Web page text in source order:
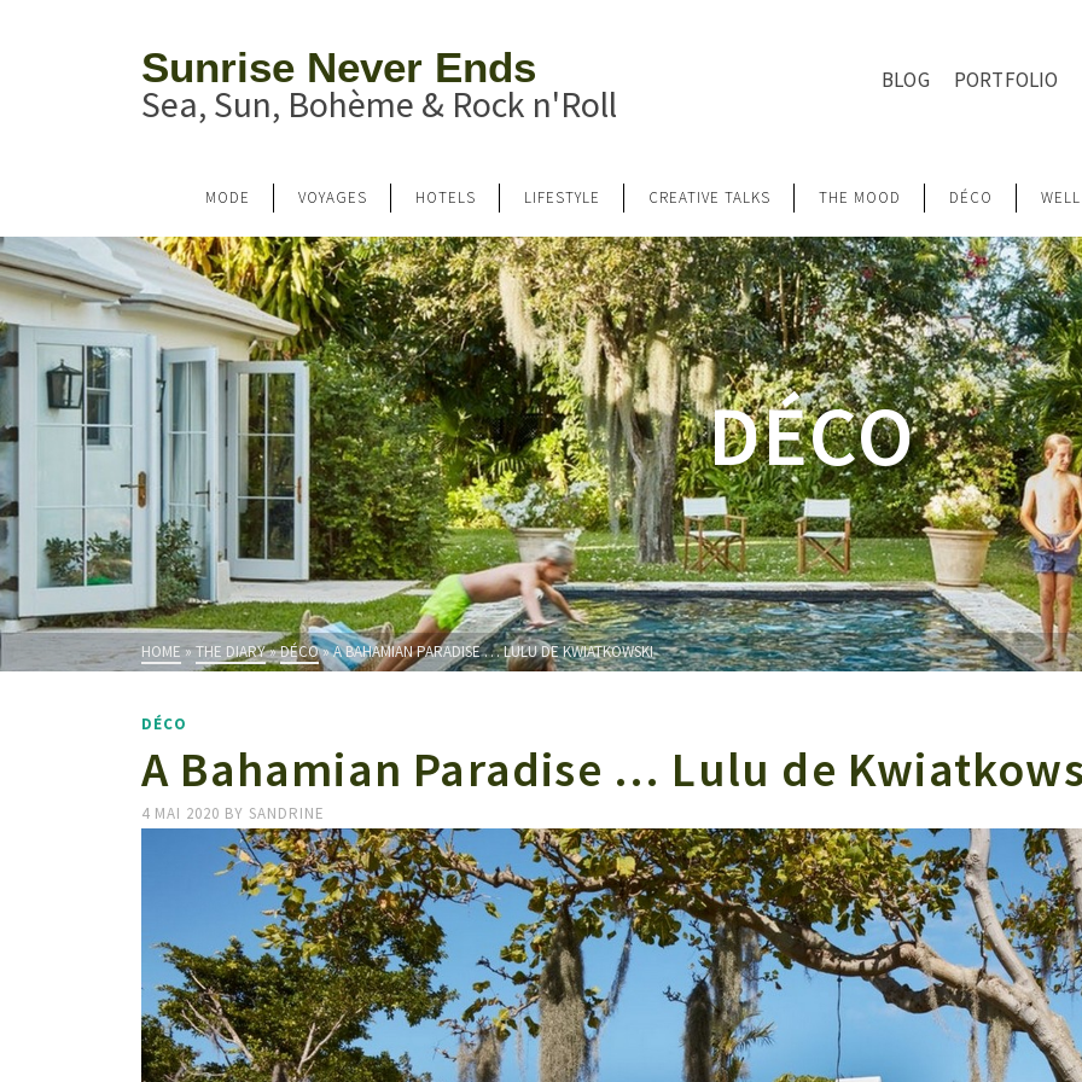
Sunrise Never Ends
Sea, Sun, Bohème & Rock n'Roll
BLOG PORTFOLIO
MODE VOYAGES HOTELS LIFESTYLE CREATIVE TALKS THE MOOD DÉCO
DÉCO
HOME »THE DIARY»DÉCO»A BAHAMIAN PARADISE … LULU DE KWIATKOWSKI
DÉCO
A Bahamian Paradise … Lulu de
4 MAI 2020 BY SANDRINE